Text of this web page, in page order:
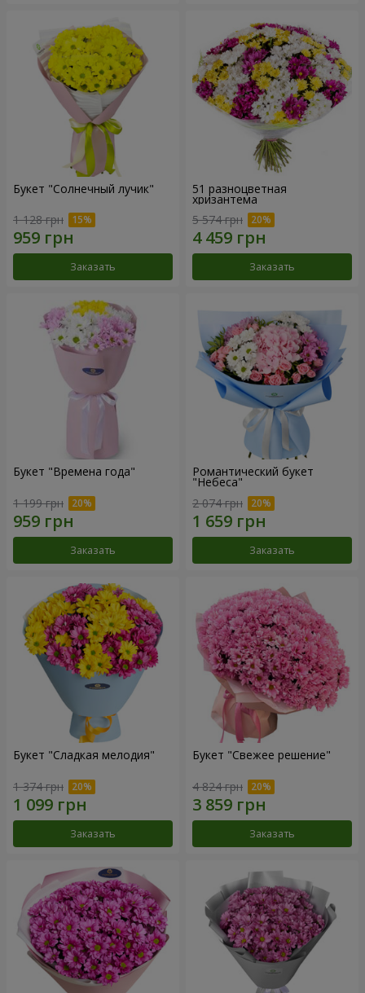
Букет "Солнечный лучик"
1 128 грн
Заказать
51 разноцветная
хризантема
5 574 грн
Заказать
Букет "Времена года"
1 199 грн
Заказать
Романтический букет
"Небеса"
2 074 грн
Заказать
Букет "Сладкая мелодия"
1 374 грн
Заказать
Букет "Свежее решение"
4 824 грн
Заказать